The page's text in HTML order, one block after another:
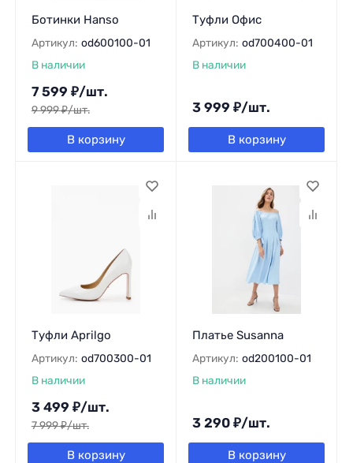
Ботинки Hanso
Артикул: od600100-01
В наличии
7 599 ₽/шт.
9 999₽/шт.
В корзину
Туфли Офис
Артикул: od700400-01
В наличии
3 999 ₽/шт.
В корзину
Туфли Aprilgo
Артикул: od700300-01
В наличии
3 499 ₽/шт.
7 999₽/шт.
В корзину
Платье Susanna
Артикул: od200100-01
В наличии
3 290 ₽/шт.
В корзину